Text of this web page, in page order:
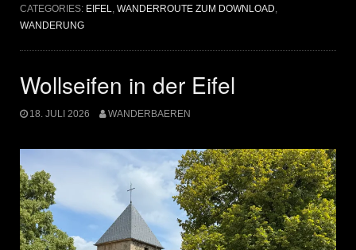
CATEGORIES: EIFEL, WANDERROUTE ZUM DOWNLOAD,
WANDERUNG
Wollseifen in der Eifel
18. JULI 2026 WANDERBAEREN